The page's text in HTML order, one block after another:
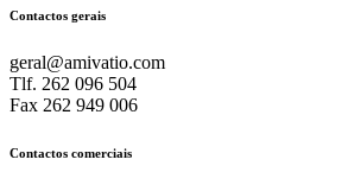
Contactos gerais
geral@amivatio.com
Tlf. 262 096 504
Fax 262 949 006
Contactos comerciais